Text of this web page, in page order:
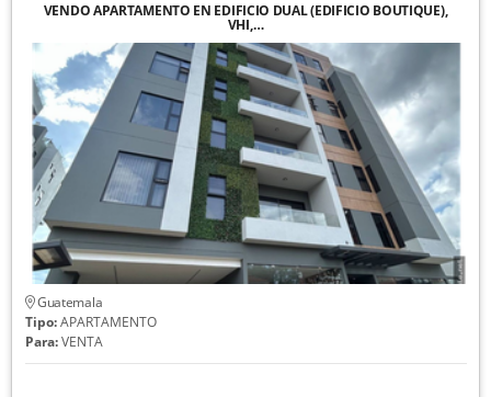
VENDO APARTAMENTO EN EDIFICIO DUAL (EDIFICIO BOUTIQUE),
VHI,…
Guatemala
Tipo:APARTAMENTO
Para:VENTA